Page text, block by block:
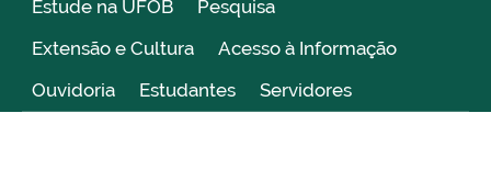
Estude na UFOB
Pesquisa
Extensão e Cultura
Acesso à Informação
Ouvidoria
Estudantes Servidores